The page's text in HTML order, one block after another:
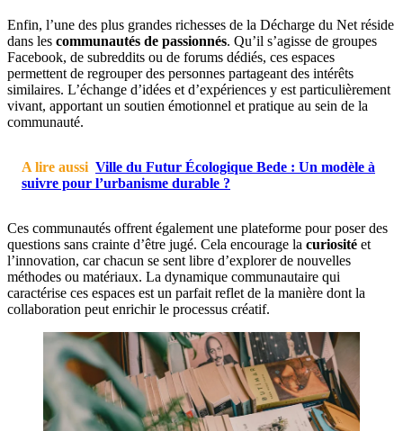
Enfin, l’une des plus grandes richesses de la Décharge du Net réside
dans les communautés de passionnés. Qu’il s’agisse de groupes
Facebook, de subreddits ou de forums dédiés, ces espaces
permettent de regrouper des personnes partageant des intérêts
similaires. L’échange d’idées et d’expériences y est particulièrement
vivant, apportant un soutien émotionnel et pratique au sein de la
communauté.
A lire aussi Ville du Futur Écologique Bede : Un modèle à
suivre pour l’urbanisme durable ?
Ces communautés offrent également une plateforme pour poser des
questions sans crainte d’être jugé. Cela encourage la curiosité et
l’innovation, car chacun se sent libre d’explorer de nouvelles
méthodes ou matériaux. La dynamique communautaire qui
caractérise ces espaces est un parfait reflet de la manière dont la
collaboration peut enrichir le processus créatif.